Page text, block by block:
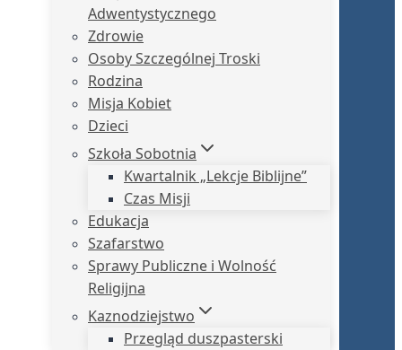
Adwentystycznego
Zdrowie
Osoby Szczególnej Troski
Rodzina
Misja Kobiet
Dzieci
Szkoła Sobotnia
Kwartalnik „Lekcje Biblijne”
Czas Misji
Edukacja
Szafarstwo
Sprawy Publiczne i Wolność
Religijna
Kaznodziejstwo
Przegląd duszpasterski